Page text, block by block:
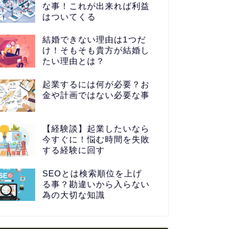
な事！これが出来れば利益
はついてくる
結婚できない理由は1つだ
け！そもそも貴方が結婚し
たい理由とは？
起業するには何が必要？お
金や計画ではない必要な事
【経験談】起業したいなら
今すぐに！悩む時間を失敗
する経験に回す
SEOとは検索順位を上げ
る事？勘違いから入らない
為の大切な知識